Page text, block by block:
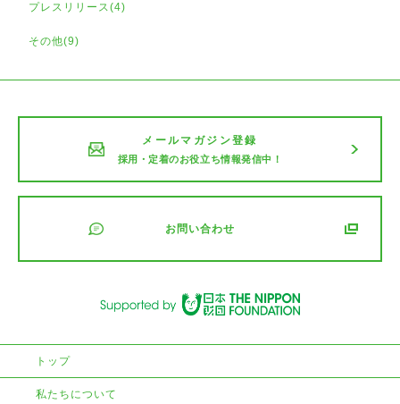
プレスリリース(4)
その他(9)
メールマガジン登録
採用・定着のお役立ち情報発信中！
お問い合わせ
トップ
私たちについて